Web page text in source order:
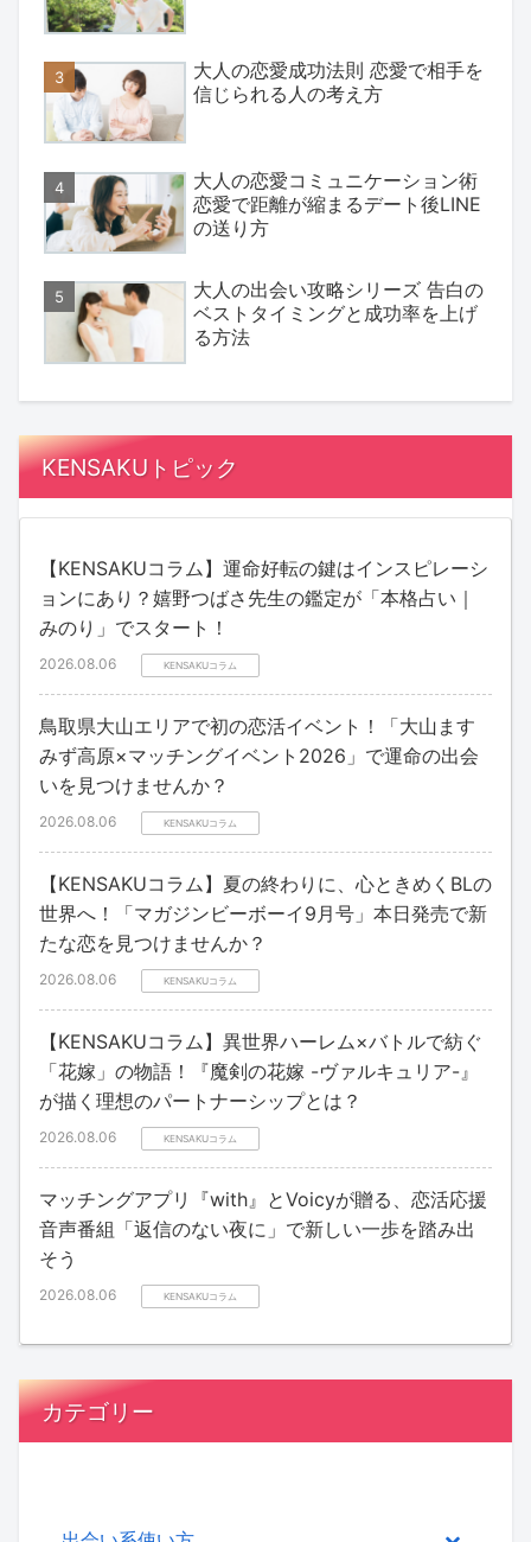
大人の恋愛成功法則 恋愛で相手を
信じられる人の考え方
大人の恋愛コミュニケーション術
恋愛で距離が縮まるデート後LINE
の送り方
大人の出会い攻略シリーズ 告白の
ベストタイミングと成功率を上げ
る方法
KENSAKUトピック
【KENSAKUコラム】運命好転の鍵はインスピレーシ
ョンにあり？嬉野つばさ先生の鑑定が「本格占い｜
みのり」でスタート！
2026.08.06 KENSAKUコラム
鳥取県大山エリアで初の恋活イベント！「大山ます
みず高原×マッチングイベント2026」で運命の出会
いを見つけませんか？
2026.08.06 KENSAKUコラム
【KENSAKUコラム】夏の終わりに、心ときめくBLの
世界へ！「マガジンビーボーイ9月号」本日発売で新
たな恋を見つけませんか？
2026.08.06 KENSAKUコラム
【KENSAKUコラム】異世界ハーレム×バトルで紡ぐ
「花嫁」の物語！『魔剣の花嫁 -ヴァルキュリア-』
が描く理想のパートナーシップとは？
2026.08.06 KENSAKUコラム
マッチングアプリ『with』とVoicyが贈る、恋活応援
音声番組「返信のない夜に」で新しい一歩を踏み出
そう
2026.08.06 KENSAKUコラム
カテゴリー